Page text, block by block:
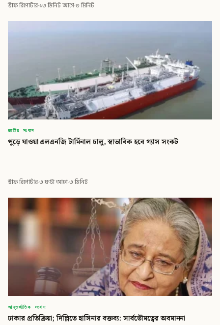
স্টাফ রিপোর্টার·১৩ মিনিট আগে·৩ মিনিট
জাতীয় সংবাদ
পুড়ে যাওয়া এলএনজি টার্মিনাল চালু, স্বাভাবিক হবে গ্যাস সংকট
স্টাফ রিপোর্টার·৩ ঘণ্টা আগে·৩ মিনিট
আন্তর্জাতিক সংবাদ
ঢাকার প্রতিক্রিয়া; দিল্লিতে হাসিনার বক্তব্য: সার্বভৌমত্বের অবমাননা